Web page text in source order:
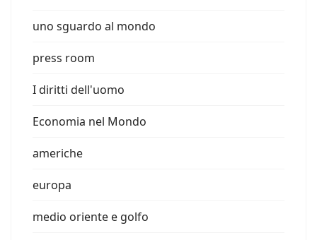
uno sguardo al mondo
press room
I diritti dell'uomo
Economia nel Mondo
americhe
europa
medio oriente e golfo